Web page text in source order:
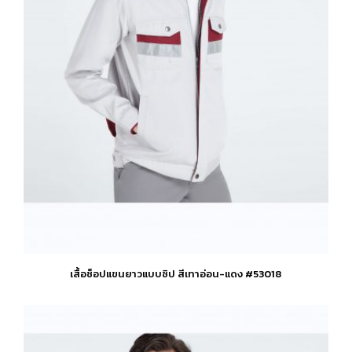
product
page
เสื้อช็อปแขนยาวแบบซิป สีเทาอ่อน-แดง #53018
has